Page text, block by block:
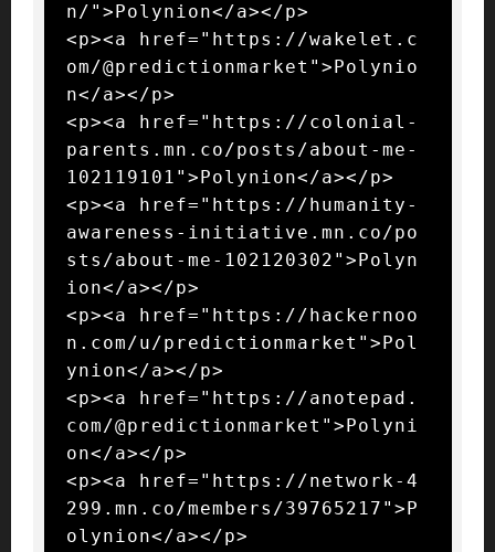
n/">Polynion</a></p>
<p><a href="https://wakelet.c
om/@predictionmarket">Polynio
n</a></p>
<p><a href="https://colonial-
parents.mn.co/posts/about-me-
102119101">Polynion</a></p>
<p><a href="https://humanity-
awareness-initiative.mn.co/po
sts/about-me-102120302">Polyn
ion</a></p>
<p><a href="https://hackernoo
n.com/u/predictionmarket">Pol
ynion</a></p>
<p><a href="https://anotepad.
com/@predictionmarket">Polyni
on</a></p>
<p><a href="https://network-4
299.mn.co/members/39765217">P
olynion</a></p>